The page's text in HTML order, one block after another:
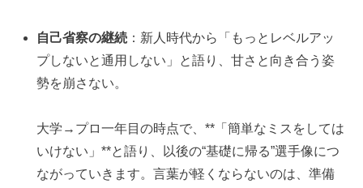
自己省察の継続 ：新人時代から「もっとレベルアッ
プしないと通用しない」と語り、甘さと向き合う姿
勢を崩さない。
大学→プロ一年目の時点で、**「簡単なミスをしては
いけない」**と語り、以後の“基礎に帰る”選手像につ
ながっていきます。言葉が軽くならないのは、準備